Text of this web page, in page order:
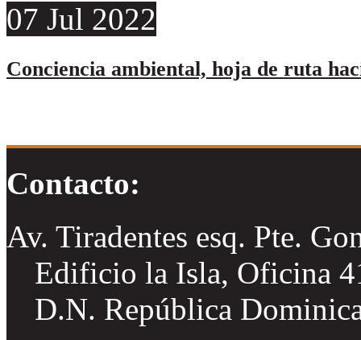
07 Jul 2022
Conciencia ambiental, hoja de ruta
Contacto:
Av. Tiradentes esq. Pte.
Edificio la Isla, Oficina
D.N. República